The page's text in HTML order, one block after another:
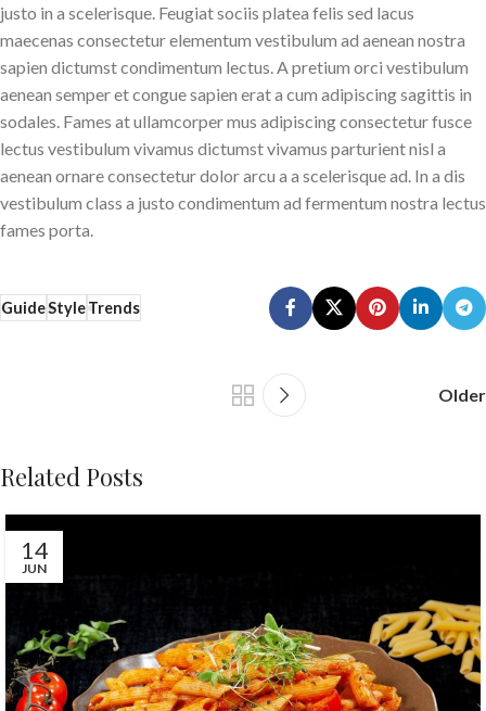
justo in a scelerisque. Feugiat sociis platea felis sed lacus
maecenas consectetur elementum vestibulum ad aenean nostra
sapien dictumst condimentum lectus. A pretium orci vestibulum
aenean semper et congue sapien erat a cum adipiscing sagittis in
sodales. Fames at ullamcorper mus adipiscing consectetur fusce
lectus vestibulum vivamus dictumst vivamus parturient nisl a
aenean ornare consectetur dolor arcu a a scelerisque ad. In a dis
vestibulum class a justo condimentum ad fermentum nostra lectus
fames porta.
GuideStyleTrends
Older
Related Posts
14
JUN